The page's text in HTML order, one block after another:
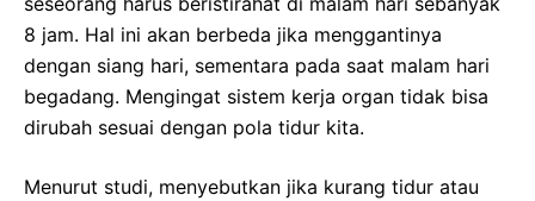
8 jam. Hal ini akan berbeda jika menggantinya
dengan siang hari, sementara pada saat malam hari
begadang. Mengingat sistem kerja organ tidak bisa
dirubah sesuai dengan pola tidur kita.
Menurut studi, menyebutkan jika kurang tidur atau